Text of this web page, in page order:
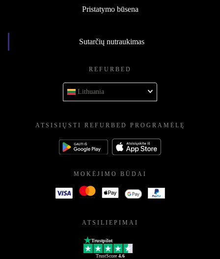
Pristatymo būsena
Sutarčių nutraukimas
REFURBED
Lithuania
ATSISIŲSTI REFURBED PROGRAMĖLĘ
MOKĖJIMO BŪDAI
ATSILIEPIMAI
Trustpilot
TrustScore 4.6